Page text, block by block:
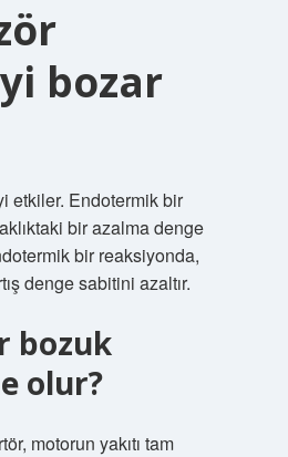
bozar
etkiler. Endotermik bir
bir azalma denge
bir reaksiyonda,
denge sabitini azaltır.
bozuk
olur?
motorun yakıtı tam